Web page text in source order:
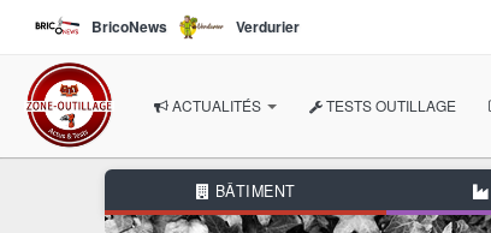
BricoNews Verdurier
ACTUALITÉS
NOS THÉMATIQUES
TESTS OUTILLAGE
BÂTIMENT